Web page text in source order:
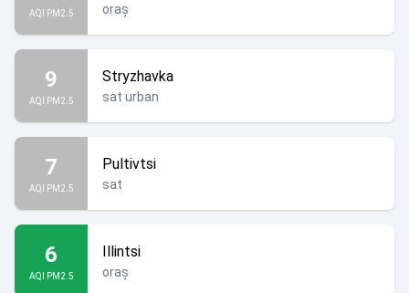
AQI PM2.5 oraș
9
AQI PM2.5
Stryzhavka
sat urban
7
AQI PM2.5
Pultivtsi
sat
6
AQI PM2.5
Illintsi
oraș